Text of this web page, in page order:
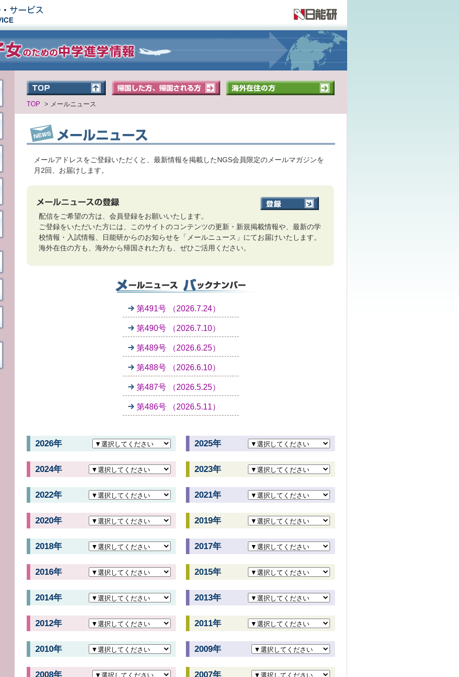
TOP > メールニュース
メールアドレスをご登録いただくと、最新情報を掲載したNGS会員限定のメールマガジンを
月2回、お届けします。
配信をご希望の方は、会員登録をお願いいたします。
ご登録をいただいた方には、このサイトのコンテンツの更新・新規掲載情報や、最新の学
校情報・入試情報、日能研からのお知らせを「メールニュース」にてお届けいたします。
海外在住の方も、海外から帰国された方も、ぜひご活用ください。
第491号 （2026.7.24）
第490号 （2026.7.10）
第489号 （2026.6.25）
第488号 （2026.6.10）
第487号 （2026.5.25）
第486号 （2026.5.11）
2026年 2025年
2024年 2023年
2022年 2021年
2020年 2019年
2018年 2017年
2016年 2015年
2014年 2013年
2012年 2011年
2010年 2009年
2008年 2007年